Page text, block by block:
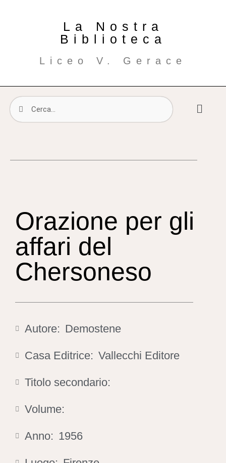
La Nostra
Biblioteca
Liceo V. Gerace
Orazione per gli
affari del
Chersoneso
Autore: Demostene
Casa Editrice: Vallecchi Editore
Titolo secondario:
Volume:
Anno: 1956